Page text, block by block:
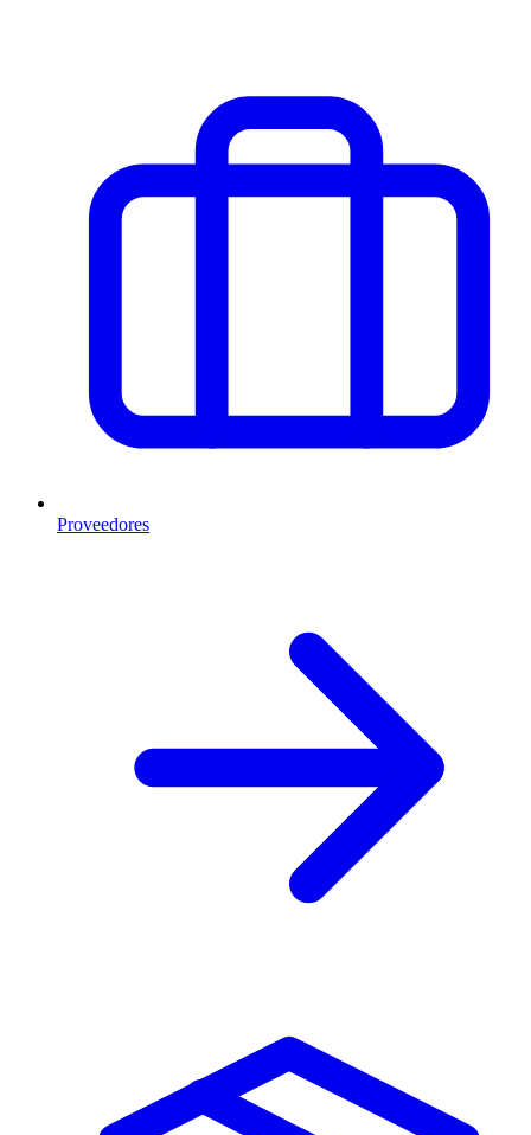
Proveedores